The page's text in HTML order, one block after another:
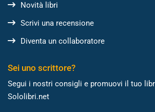
Novità libri
Scrivi una recensione
Diventa un collaboratore
Sei uno scrittore?
Segui i nostri consigli e promuovi il tuo
Sololibri.net